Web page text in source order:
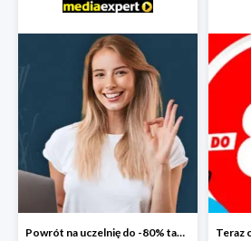
Powrót na uczelnię do -80% taniej